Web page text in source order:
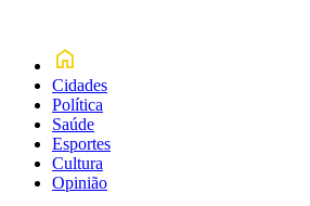
Cidades
Política
Saúde
Esportes
Cultura
Opinião